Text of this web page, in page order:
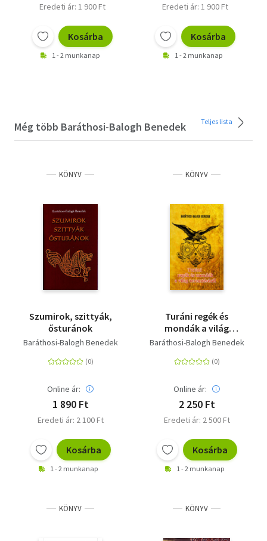
Eredeti ár: 1 900 Ft
Kosárba
1 - 2 munkanap
Eredeti ár: 1 900 Ft
Kosárba
1 - 2 munkanap
Még több Baráthosi-Balogh Benedek Teljes lista
KÖNYV
Szumirok, szittyák,
ősturánok
Baráthosi-Balogh Benedek
Online ár:
1 890 Ft
Eredeti ár: 2 100 Ft
Kosárba
1 - 2 munkanap
KÖNYV
Turáni regék és
mondák a világ
teremtéséről
Baráthosi-Balogh Benedek
Online ár:
2 250 Ft
Eredeti ár: 2 500 Ft
Kosárba
1 - 2 munkanap
KÖNYV KÖNYV